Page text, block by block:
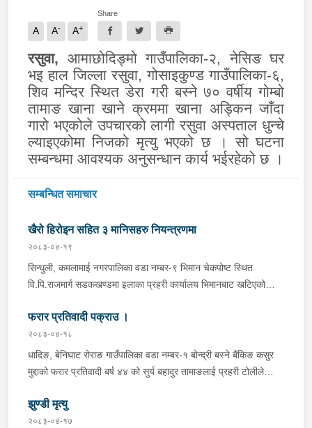
A A- A+
Share
रसुवा, आमाछोदिङ्मो गाउँपालिका-२, नेसिङ घर
भइ हाल जिल्ला रसुवा, गोसाइकुण्ड गाउँपालिका-६,
शिव मन्दिर स्थित डेरा गरी बस्ने ७० वर्षीय गोम्बो
तामाङ खाना खाने क्रममा खाना अड्किन जाँदा
गारो भएकोले उपचारको लागी रसुवा अस्पताल धुन्चे
ल्याइएकोमा निजको मृत्यु भएको छ । सो घटना
सम्बन्धमा आवश्यक अनुसन्धान कार्य भईरहेको छ ।
सम्बन्धित समाचार
खैरो हिरोइन सहित ३ मानिसहरु नियन्त्रणमा
२०८३-०४-१९
सिन्धुली, कमलामाई नगरपालिका वडा नम्बर-९ भिमान चेकपोष्ट स्थित
वि.पि.राजमार्ग सडकखण्डमा इलाका प्रहरी कार्यालय भिमानबाट खटिएको
बर्दिवासको संयुक्त टोलीले मोरङबाट काठमाण्डौ तर्फ जाँदै गरेको चालक
सिन्धुली कमलामाई नगरपालिका वडा नम्बर- १२ बस्ने बर्ष अन्दाजी-२९ को
चन्द्र बहादुर माझीले चलाएको म.प्र. व०४-००१ ज ००८६ नं. को
यात्रुबाहक E.V. हायसमा सवार जिल्ला सिराह मिर्चैया नगरपालिका-५ बस्ने
ल्याएको तरकारीको बोरा भित्र डब्बामा प्लास्टिकले पोका पारी लुकाई छिपाई
ल्याएको लागु औषध खैरो हिरोइन जस्तो देखिने गिलो पदार्थ ४५.१९० फेला
फरार प्रतिवादी पक्राउ ।
२०८३-०४-१८
धादिङ, बेनिघाट रोराङ गाउँपालिका वडा नम्बर-१ बोन्द्री बस्ने बैंकिङ कसुर
मुद्दाको फरार प्रतिवादी बर्ष ४४ को सुर्य बहादुर तामाङलाई प्रहरी टोलीले
झुण्डी मृत्यु
२०८३-०४-१७